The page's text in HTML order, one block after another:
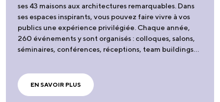
ses 43 maisons aux architectures remarquables. Dans
ses espaces inspirants, vous pouvez faire vivre à vos
publics une expérience privilégiée. Chaque année,
260 événements y sont organisés : colloques, salons,
séminaires, conférences, réceptions, team buildings…
EN SAVOIR PLUS